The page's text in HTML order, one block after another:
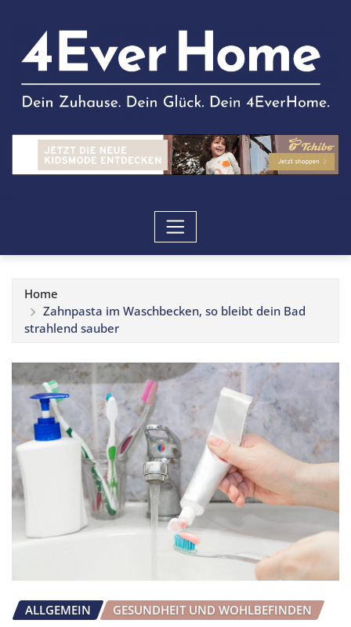
Home
Zahnpasta im Waschbecken, so bleibt dein Bad
strahlend sauber
ALLGEMEIN GESUNDHEIT UND WOHLBEFINDEN